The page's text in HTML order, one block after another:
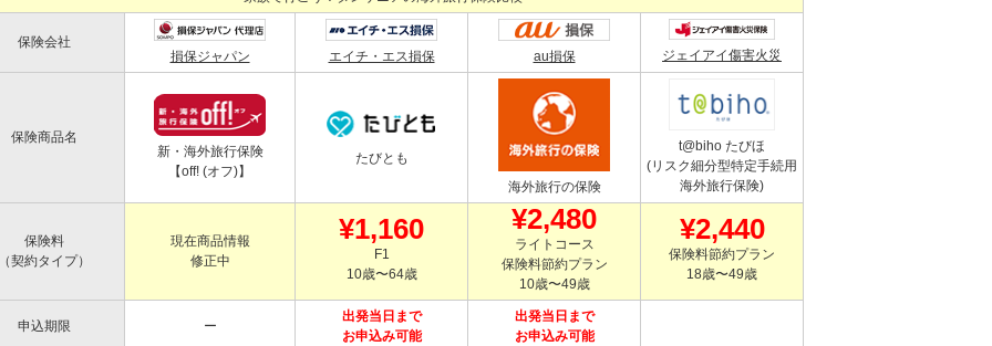
保険会社
損保ジャパン
エイチ・エス損保 au損保 ジェイアイ傷害火災
保険商品名
新・海外旅行保険
【off! (オフ)】
たびとも
海外旅行の保険
t@biho たびほ
(リスク細分型特定手続用
海外旅行保険)
保険料
契約タイプ）
現在商品情報
修正中
¥1,160
F1
10歳〜64歳
¥2,480
ライトコース
保険料節約プラン
10歳〜49歳
¥2,440
保険料節約プラン
18歳〜49歳
申込期限 ー
出発当日まで
お申込み可能
出発当日まで
お申込み可能